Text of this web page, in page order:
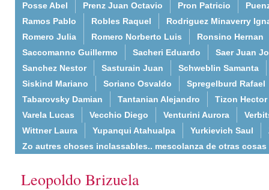
Posse Abel
Prenz Juan Octavio Pron Patricio
Ramos Pablo
Robles Raquel
Rodriguez Minaverry
Romero Julia
Romero Norberto Luis
Ronsino Hernan
Saccomanno Guillermo
Sacheri Eduardo
Saer Juan
Sanchez Nestor
Sasturain Juan
Schweblin Samanta
Siskind Mariano
Soriano Osvaldo
Spregelburd Rafael
Tabarovsky Damian
Tantanian Alejandro
Tizon Hector
Varela Lucas
Vecchio Diego Venturini Aurora
Wittner Laura
Yupanqui Atahualpa Yurkievich Saul
Zo autres choses inclassables.. mescolanza de otras cosas
Leopoldo Brizuela